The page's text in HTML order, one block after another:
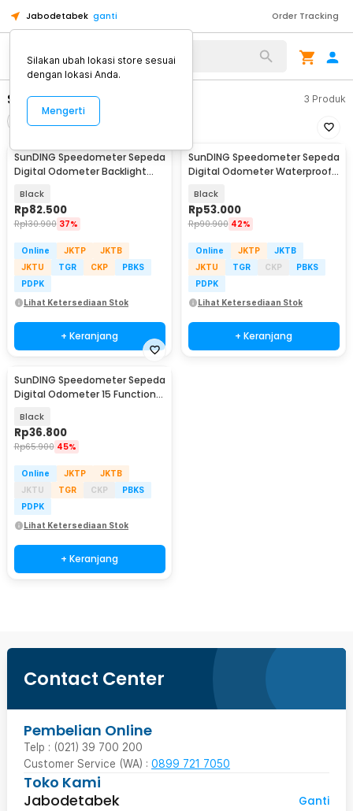
Jabodetabek ganti Order Tracking
Alat Kopi
SunDING 3 Produk
Urutkan
SunDING Speedometer Sepeda
Digital Odometer Backlight
Black
Rp82.500
Rp130.900 37%
Online JKTP
JKTB
JKTU
TGR CKP
PBKS
PDPK
Lihat Ketersediaan Stok
+ Keranjang
SunDING Speedometer Sepeda
Digital Odometer Waterproof -
Black
Rp53.000
Rp90.900 42%
Online JKTP
JKTB
JKTU
TGR CKP
PBKS
PDPK
Lihat Ketersediaan Stok
+ Keranjang
SunDING Speedometer Sepeda
Digital Odometer 15 Function
Black
Rp36.800
Rp65.900 45%
Online JKTP
JKTB
JKTU
TGR CKP
PBKS
PDPK
Lihat Ketersediaan Stok
+ Keranjang
Contact Center
Pembelian Online
Telp : (021) 39 700 200
Customer Service (WA) : 0899 721 7050
Toko Kami
Jabodetabek
Ganti
Silakan ubah lokasi store sesuai
dengan lokasi Anda.
Mengerti